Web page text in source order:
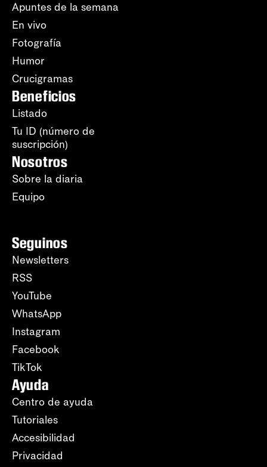
Apuntes de la semana
En vivo
Fotografía
Humor
Crucigramas
Beneficios
Listado
Tu ID (número de
suscripción)
Nosotros
Sobre la diaria
Equipo
Seguinos
Newsletters
RSS
YouTube
WhatsApp
Instagram
Facebook
TikTok
Ayuda
Centro de ayuda
Tutoriales
Accesibilidad
Privacidad